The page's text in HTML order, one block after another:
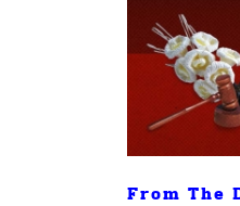
From The